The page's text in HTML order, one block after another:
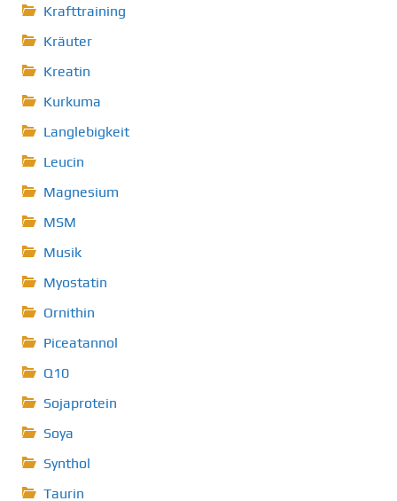
Krafttraining
Kräuter
Kreatin
Kurkuma
Langlebigkeit
Leucin
Magnesium
MSM
Musik
Myostatin
Ornithin
Piceatannol
Q10
Sojaprotein
Soya
Synthol
Taurin